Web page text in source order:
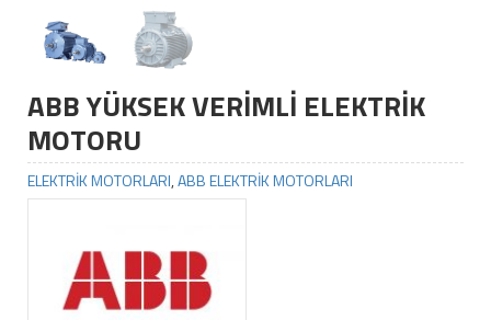
ABB YÜKSEK VERİMLİ ELEKTRİK
MOTORU
ELEKTRİK MOTORLARI,ABB ELEKTRİK MOTORLARI